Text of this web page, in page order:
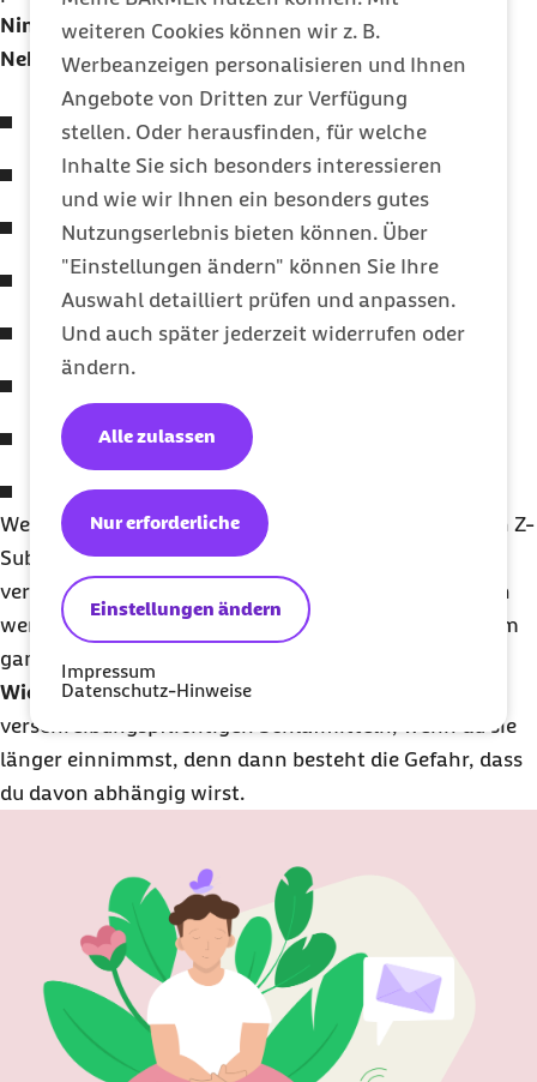
weiteren Cookies können wir z. B.
Werbeanzeigen personalisieren und Ihnen
Angebote von Dritten zur Verfügung
stellen. Oder herausfinden, für welche
Inhalte Sie sich besonders interessieren
und wie wir Ihnen ein besonders gutes
Nutzungserlebnis bieten können. Über
"Einstellungen ändern" können Sie Ihre
Auswahl detailliert prüfen und anpassen.
Und auch später jederzeit widerrufen oder
ändern.
Einstellungen ändern
Nur erforderliche
Alle zulassen
Impressum
Datenschutz-Hinweise
Nimmst du sie längerfristig ein, sind folgende
Nebenwirkungen möglich:
Verminderter Antrieb
Konzentrationsprobleme
Unruhe- und Erschöpfungszustände
Überforderungsgefühle
Stimmungsschwankungen
Schwindel
Neue Schlafstörungen
Weil sie schneller im Körper abgebaut werden, gelten Z-
Substanzen wie Zolpidem oder Zopiclon als besser
verträglich als Benzodiazepine. Sie verursachen auch
weniger Nebenwirkungen, können dich aber trotzdem
ganz schön ausknocken.
Wichtig: Besonders kritisch wird es bei
verschreibungspflichtigen Schlafmitteln, wenn du sie
länger einnimmst, denn dann besteht die Gefahr, dass
du davon abhängig wirst.